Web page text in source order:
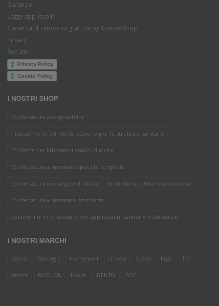
Garanzie
Legge applicabile
Garanzia di rimborso gratuita by TrustedShop
Privacy
Reclami
Privacy Policy
Cookie Policy
I NOSTRI SHOP
Etichettatura per gioiellerie
Tracciamento ed identificazione per le strutture sanitarie
Etichette per laboratori analisi cliniche
Etichettatura alimentare speciale surgelati
Etichettatura per negozi di ottica Etichettatura Antimanomissione
Etichettatura alimentare ortofrutta
Soluzioni di etichettatura per applicazioni sanitarie e laboratori
I NOSTRI MARCHI
Zebra Datalogic Honeywell Citizen Epson Ergo TSC
Armor BIXOLON Evolis IDENTIV SQC